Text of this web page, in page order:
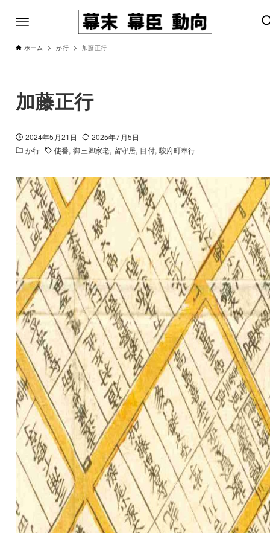
ホーム か行 加藤正行
加藤正行
2024年5月21日
2025年7月5日
か行
使番 御三卿家老 留守居 目付 駿府町奉行